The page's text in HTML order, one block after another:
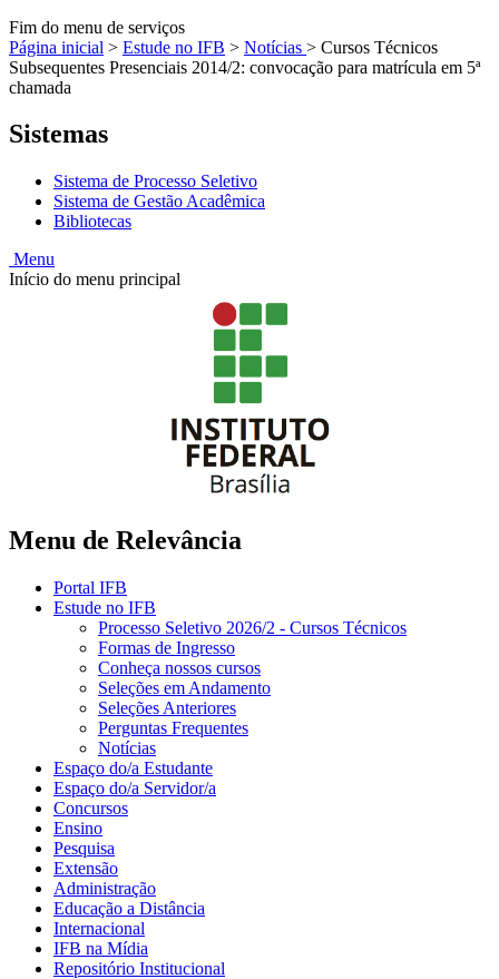
Fim do menu de serviços
Página inicial > Estude no IFB > Notícias > Cursos Técnicos
Subsequentes Presenciais 2014/2: convocação para matrícula em 5ª
chamada
Sistemas
Sistema de Processo Seletivo
Sistema de Gestão Acadêmica
Bibliotecas
Menu
Início do menu principal
Menu de Relevância
Portal IFB
Estude no IFB
Processo Seletivo 2026/2 - Cursos Técnicos
Formas de Ingresso
Conheça nossos cursos
Seleções em Andamento
Seleções Anteriores
Perguntas Frequentes
Notícias
Espaço do/a Estudante
Espaço do/a Servidor/a
Concursos
Ensino
Pesquisa
Extensão
Administração
Educação a Distância
Internacional
IFB na Mídia
Repositório Institucional